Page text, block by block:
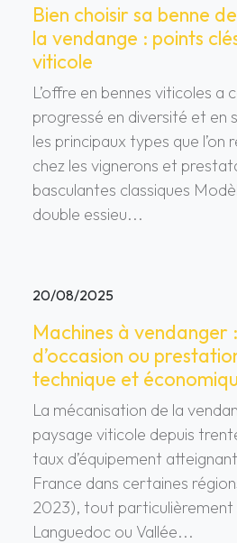
Bien choisir sa benne
la vendange : points
viticole
L’offre en bennes viticoles a
progressé en diversité et en
les principaux types que l’on
chez les vignerons et
basculantes classiques
double essieu...
20/08/2025
Machines à vendanger
d’occasion ou
technique et
La mécanisation de la
paysage viticole depuis
taux d’équipement
France dans certaines
2023), tout particulièrement
Languedoc ou Vallée...